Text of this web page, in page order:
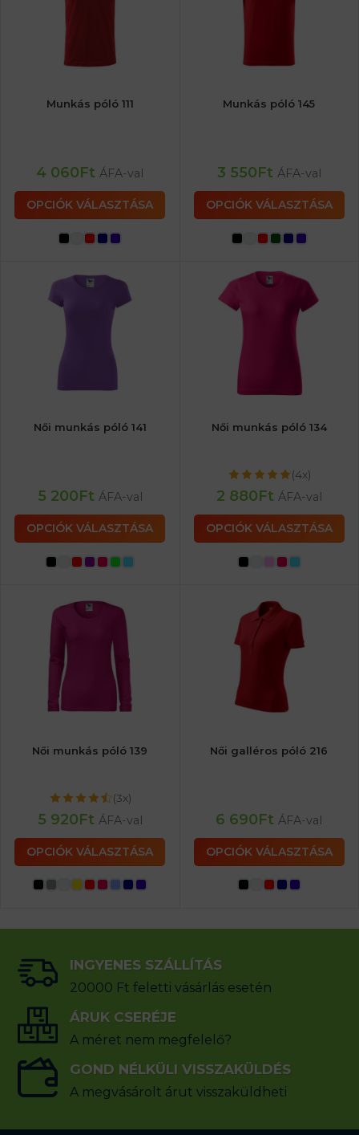
Munkás póló 111
4 060Ft ÁFA-val
OPCIÓK VÁLASZTÁSA
Munkás póló 145
3 550Ft ÁFA-val
OPCIÓK VÁLASZTÁSA
Női munkás póló 141
5 200Ft ÁFA-val
OPCIÓK VÁLASZTÁSA
Női munkás póló 134
(4x)
2 880Ft ÁFA-val
OPCIÓK VÁLASZTÁSA
Női munkás póló 139
(3x)
5 920Ft ÁFA-val
OPCIÓK VÁLASZTÁSA
Női galléros póló 216
6 690Ft ÁFA-val
OPCIÓK VÁLASZTÁSA
INGYENES SZÁLLÍTÁS
20000 Ft feletti vásárlás esetén
ÁRUK CSERÉJE
A méret nem megfelelő?
GOND NÉLKÜLI VISSZAKÜLDÉS
A megvásárolt árut visszaküldheti